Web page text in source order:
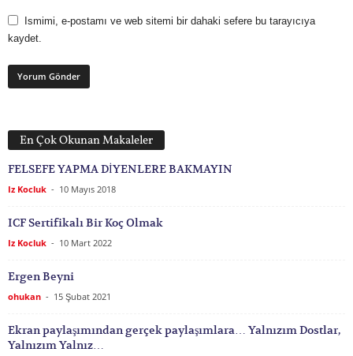
Ismimi, e-postamı ve web sitemi bir dahaki sefere bu tarayıcıya
kaydet.
En Çok Okunan Makaleler
FELSEFE YAPMA DİYENLERE BAKMAYIN
Iz Kocluk - 10 Mayıs 2018
ICF Sertifikalı Bir Koç Olmak
Iz Kocluk - 10 Mart 2022
Ergen Beyni
ohukan - 15 Şubat 2021
Ekran paylaşımından gerçek paylaşımlara… Yalnızım Dostlar,
Yalnızım Yalnız…